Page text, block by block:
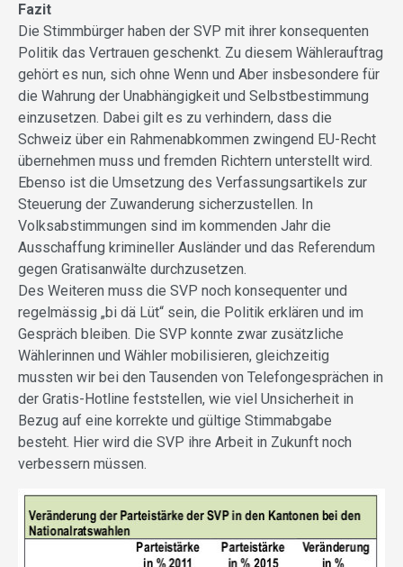
Fazit
Die Stimmbürger haben der SVP mit ihrer konsequenten
Politik das Vertrauen geschenkt. Zu diesem Wählerauftrag
gehört es nun, sich ohne Wenn und Aber insbesondere für
die Wahrung der Unabhängigkeit und Selbstbestimmung
einzusetzen. Dabei gilt es zu verhindern, dass die
Schweiz über ein Rahmenabkommen zwingend EU-Recht
übernehmen muss und fremden Richtern unterstellt wird.
Ebenso ist die Umsetzung des Verfassungsartikels zur
Steuerung der Zuwanderung sicherzustellen. In
Volksabstimmungen sind im kommenden Jahr die
Ausschaffung krimineller Ausländer und das Referendum
gegen Gratisanwälte durchzusetzen.
Des Weiteren muss die SVP noch konsequenter und
regelmässig „bi dä Lüt“ sein, die Politik erklären und im
Gespräch bleiben. Die SVP konnte zwar zusätzliche
Wählerinnen und Wähler mobilisieren, gleichzeitig
mussten wir bei den Tausenden von Telefongesprächen in
der Gratis-Hotline feststellen, wie viel Unsicherheit in
Bezug auf eine korrekte und gültige Stimmabgabe
besteht. Hier wird die SVP ihre Arbeit in Zukunft noch
verbessern müssen.